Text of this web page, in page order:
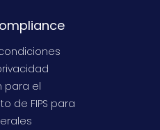
para el
de FIPS para